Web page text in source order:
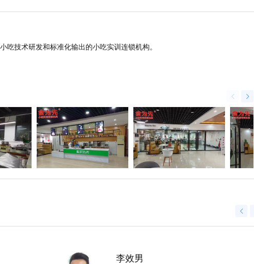
吃技术研发和标准化输出的小吃实训连锁机构。
李效男